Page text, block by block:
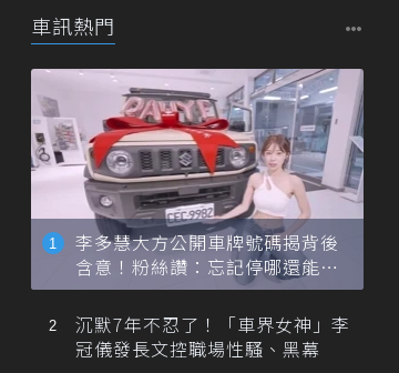
車訊熱門
李多慧大方公開車牌號碼揭背後
含意！粉絲讚：忘記停哪還能幫
忙找車
沉默7年不忍了！「車界女神」李
冠儀發長文控職場性騷、黑幕